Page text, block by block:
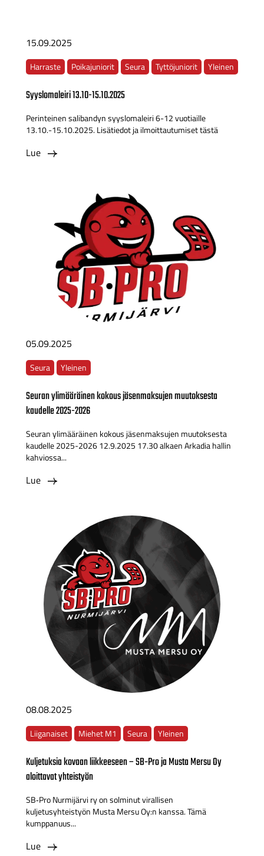
15.09.2025
Harraste Poikajuniorit Seura Tyttöjuniorit Yleinen
Syyslomaleiri 13.10-15.10.2025
Perinteinen salibandyn syyslomaleiri 6-12 vuotiaille
13.10.-15.10.2025. Lisätiedot ja ilmoittautumiset tästä
Lue
05.09.2025
Seura Yleinen
Seuran ylimääräinen kokous jäsenmaksujen muutoksesta
kaudelle 2025-2026
Seuran ylimääräinen kokous jäsenmaksujen muutoksesta
kaudelle 2025-2026 12.9.2025 17.30 alkaen Arkadia hallin
kahviossa...
Lue
08.08.2025
Liiganaiset Miehet M1 Seura Yleinen
Kuljetuksia kovaan liikkeeseen – SB‑Pro ja Musta Mersu Oy
aloittavat yhteistyön
SB‑Pro Nurmijärvi ry on solminut virallisen
kuljetusyhteistyön Musta Mersu Oy:n kanssa. Tämä
kumppanuus...
Lue